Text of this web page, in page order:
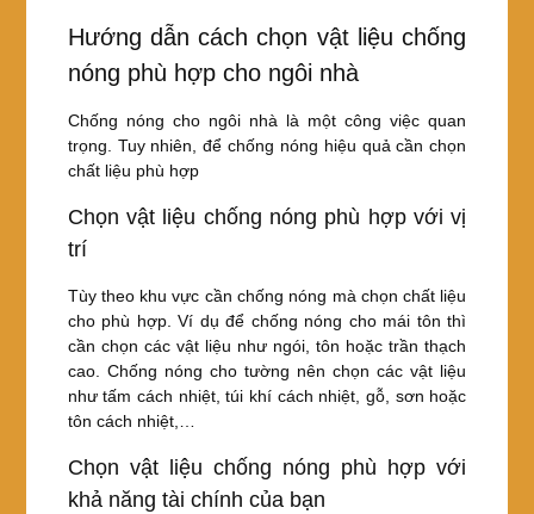
Hướng dẫn cách chọn vật liệu chống
nóng phù hợp cho ngôi nhà
Chống nóng cho ngôi nhà là một công việc quan
trọng. Tuy nhiên, để chống nóng hiệu quả cần chọn
chất liệu phù hợp
Chọn vật liệu chống nóng phù hợp với vị
trí
Tùy theo khu vực cần chống nóng mà chọn chất liệu
cho phù hợp. Ví dụ để chống nóng cho mái tôn thì
cần chọn các vật liệu như ngói, tôn hoặc trần thạch
cao. Chống nóng cho tường nên chọn các vật liệu
như tấm cách nhiệt, túi khí cách nhiệt, gỗ, sơn hoặc
tôn cách nhiệt,…
Chọn vật liệu chống nóng phù hợp với
khả năng tài chính của bạn